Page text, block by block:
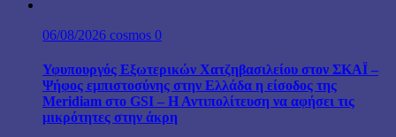
06/08/2026 cosmos 0
Υφυπουργός Εξωτερικών Χατζηβασιλείου στον ΣΚΑΪ –
Ψήφος εμπιστοσύνης στην Ελλάδα η είσοδος της
Meridiam στο GSI – Η Αντιπολίτευση να αφήσει τις
μικρότητες στην άκρη